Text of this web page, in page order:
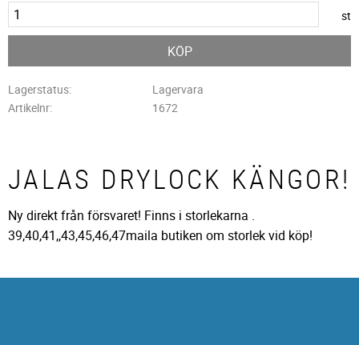
st
KÖP
Lagerstatus
Lagervara
Artikelnr
1672
JALAS DRYLOCK KÄNGOR!
Ny direkt från försvaret! Finns i storlekarna .
39,40,41,,43,45,46,47maila butiken om storlek vid köp!